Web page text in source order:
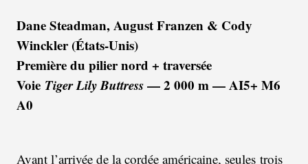
Dane Steadman, August Franzen & Cody
Winckler (États-Unis)
Première du pilier nord + traversée
Voie Tiger Lily Buttress— 2 000 m — AI5+ M6
A0
Avant l’arrivée de la cordée américaine, seules trois